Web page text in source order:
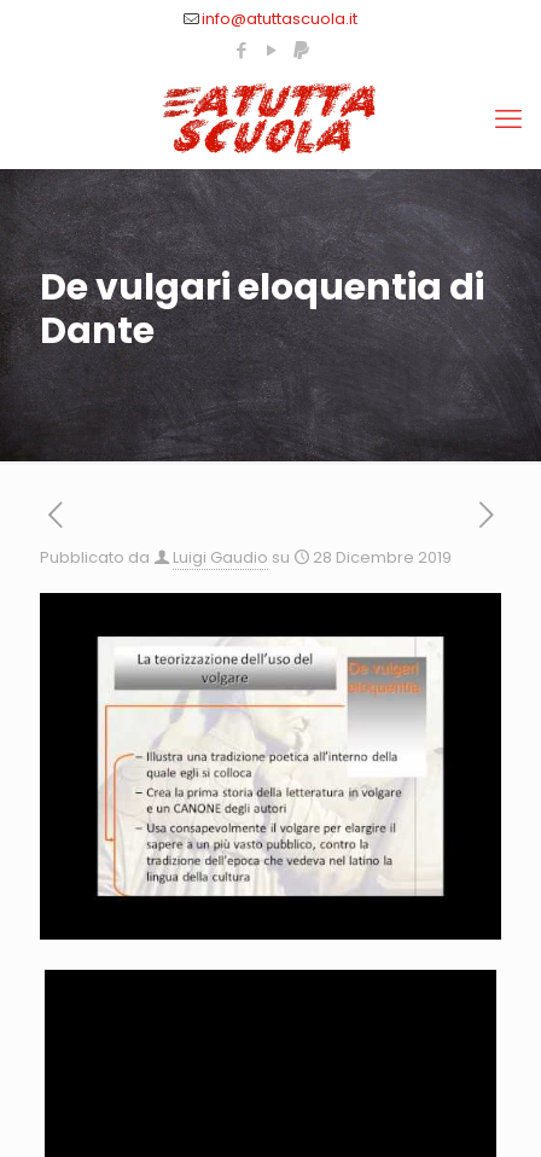
info@atuttascuola.it
De vulgari eloquentia di
Dante
Pubblicato da Luigi Gaudio su 28 Dicembre 2019